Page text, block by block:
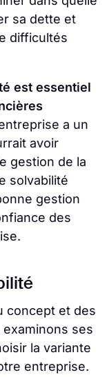
sa dette et
difficultés
est essentiel
a un
avoir
gestion de la
solvabilité
gestion
des
concept et des
ses
la variante
entreprise.